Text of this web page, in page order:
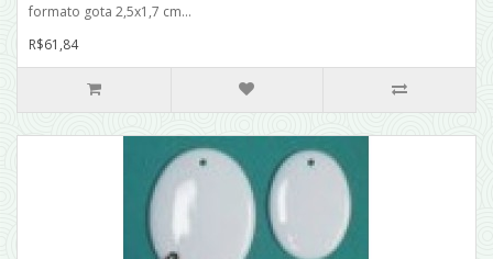
formato gota 2,5x1,7 cm...
R$61,84